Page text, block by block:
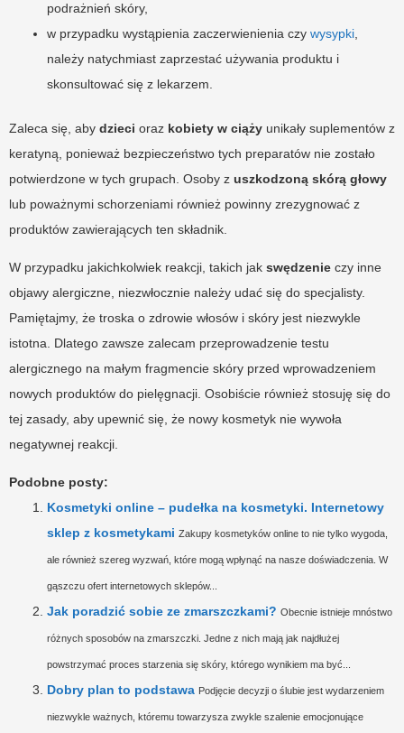
podrażnień skóry,
w przypadku wystąpienia zaczerwienienia czy wysypki
należy natychmiast zaprzestać używania produktu i
skonsultować się z lekarzem.
Zaleca się, aby dzieci oraz kobiety w ciąży unikały suplementów z
keratyną, ponieważ bezpieczeństwo tych preparatów nie zostało
potwierdzone w tych grupach. Osoby z uszkodzoną skórą głowy
lub poważnymi schorzeniami również powinny zrezygnować z
produktów zawierających ten składnik.
W przypadku jakichkolwiek reakcji, takich jak swędzenie czy inne
objawy alergiczne, niezwłocznie należy udać się do specjalisty.
Pamiętajmy, że troska o zdrowie włosów i skóry jest niezwykle
istotna. Dlatego zawsze zalecam przeprowadzenie testu
alergicznego na małym fragmencie skóry przed wprowadzeniem
nowych produktów do pielęgnacji. Osobiście również stosuję się do
tej zasady, aby upewnić się, że nowy kosmetyk nie wywoła
negatywnej reakcji.
Podobne posty:
Kosmetyki online – pudełka na kosmetyki. Internetowy
sklep z kosmetykami Zakupy kosmetyków online to nie tylko wygoda,
ale również szereg wyzwań, które mogą wpłynąć na nasze doświadczenia. W
gąszczu ofert internetowych sklepów...
Jak poradzić sobie ze zmarszczkami? Obecnie istnieje mnóstwo
różnych sposobów na zmarszczki. Jedne z nich mają jak najdłużej
powstrzymać proces starzenia się skóry, którego wynikiem ma być...
Dobry plan to podstawa Podjęcie decyzji o ślubie jest wydarzeniem
niezwykle ważnych, któremu towarzysza zwykle szalenie emocjonujące